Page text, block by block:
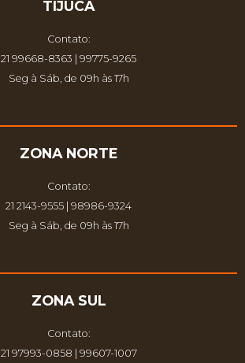
TIJUCA
Contato:
21 99668-8363 | 99775-9265
Seg à Sáb, de 09h às 17h
ZONA NORTE
Contato:
21 2143-9555 | 98986-9324
Seg à Sáb, de 09h às 17h
ZONA SUL
Contato:
21 97993-0858 | 99607-1007